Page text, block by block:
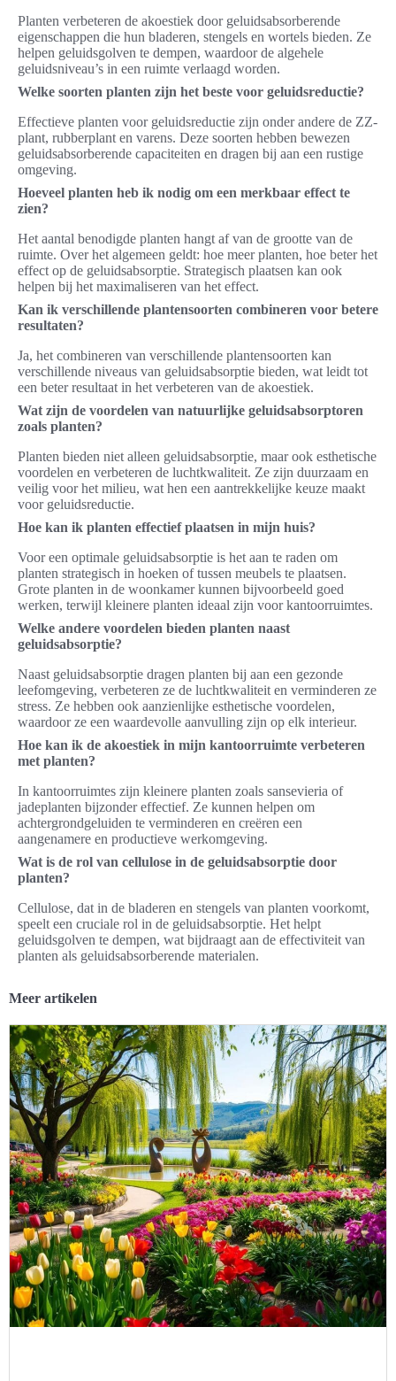
Planten verbeteren de akoestiek door geluidsabsorberende
eigenschappen die hun bladeren, stengels en wortels bieden. Ze
helpen geluidsgolven te dempen, waardoor de algehele
geluidsniveau’s in een ruimte verlaagd worden.
Welke soorten planten zijn het beste voor geluidsreductie?
Effectieve planten voor geluidsreductie zijn onder andere de ZZ-
plant, rubberplant en varens. Deze soorten hebben bewezen
geluidsabsorberende capaciteiten en dragen bij aan een rustige
omgeving.
Hoeveel planten heb ik nodig om een merkbaar effect te
zien?
Het aantal benodigde planten hangt af van de grootte van de
ruimte. Over het algemeen geldt: hoe meer planten, hoe beter het
effect op de geluidsabsorptie. Strategisch plaatsen kan ook
helpen bij het maximaliseren van het effect.
Kan ik verschillende plantensoorten combineren voor betere
resultaten?
Ja, het combineren van verschillende plantensoorten kan
verschillende niveaus van geluidsabsorptie bieden, wat leidt tot
een beter resultaat in het verbeteren van de akoestiek.
Wat zijn de voordelen van natuurlijke geluidsabsorptoren
zoals planten?
Planten bieden niet alleen geluidsabsorptie, maar ook esthetische
voordelen en verbeteren de luchtkwaliteit. Ze zijn duurzaam en
veilig voor het milieu, wat hen een aantrekkelijke keuze maakt
voor geluidsreductie.
Hoe kan ik planten effectief plaatsen in mijn huis?
Voor een optimale geluidsabsorptie is het aan te raden om
planten strategisch in hoeken of tussen meubels te plaatsen.
Grote planten in de woonkamer kunnen bijvoorbeeld goed
werken, terwijl kleinere planten ideaal zijn voor kantoorruimtes.
Welke andere voordelen bieden planten naast
geluidsabsorptie?
Naast geluidsabsorptie dragen planten bij aan een gezonde
leefomgeving, verbeteren ze de luchtkwaliteit en verminderen ze
stress. Ze hebben ook aanzienlijke esthetische voordelen,
waardoor ze een waardevolle aanvulling zijn op elk interieur.
Hoe kan ik de akoestiek in mijn kantoorruimte verbeteren
met planten?
In kantoorruimtes zijn kleinere planten zoals sansevieria of
jadeplanten bijzonder effectief. Ze kunnen helpen om
achtergrondgeluiden te verminderen en creëren een
aangenamere en productieve werkomgeving.
Wat is de rol van cellulose in de geluidsabsorptie door
planten?
Cellulose, dat in de bladeren en stengels van planten voorkomt,
speelt een cruciale rol in de geluidsabsorptie. Het helpt
geluidsgolven te dempen, wat bijdraagt aan de effectiviteit van
planten als geluidsabsorberende materialen.
Meer artikelen